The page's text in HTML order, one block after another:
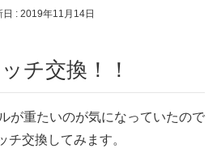
日 : 2019年11月14日
チ交換！！
が重たいのが気になっていたので
チ交換してみます。